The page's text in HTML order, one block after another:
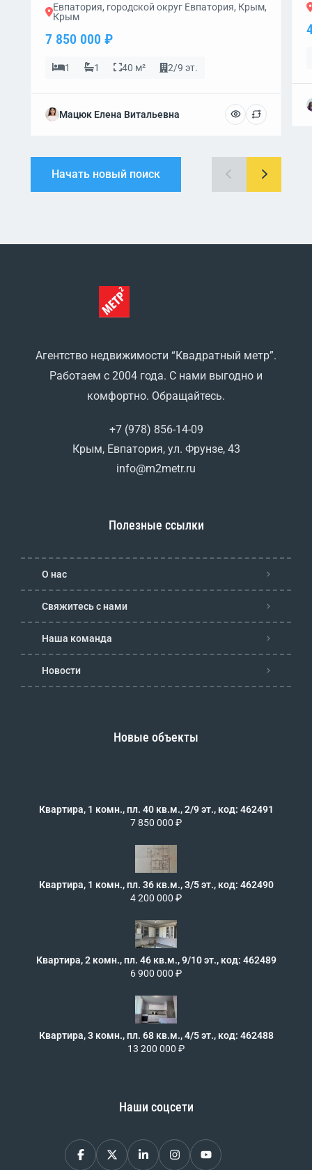
Евпатория, городской округ Евпатория, Крым,
Крым
7 850 000 ₽
1 1 40 м² 2/9 эт.
Мацюк Елена Витальевна
Начать новый поиск
Агентство недвижимости “Квадратный метр”.
Работаем с 2004 года. С нами выгодно и
комфортно. Обращайтесь.
+7 (978) 856-14-09
Крым, Евпатория, ул. Фрунзе, 43
info@m2metr.ru
Полезные ссылки
О нас
Свяжитесь с нами
Наша команда
Новости
Новые объекты
Квартира, 1 комн., пл. 40 кв.м., 2/9 эт., код: 462491
7 850 000 ₽
Квартира, 1 комн., пл. 36 кв.м., 3/5 эт., код: 462490
4 200 000 ₽
Квартира, 2 комн., пл. 46 кв.м., 9/10 эт., код: 462489
6 900 000 ₽
Квартира, 3 комн., пл. 68 кв.м., 4/5 эт., код: 462488
13 200 000 ₽
Наши соцсети